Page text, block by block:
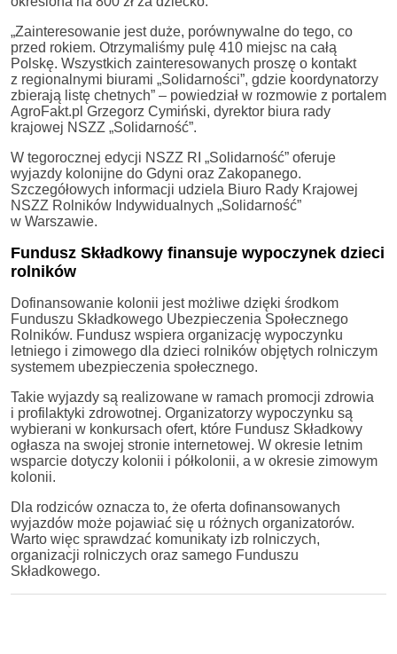
„Zainteresowanie jest duże, porównywalne do tego, co
przed rokiem. Otrzymaliśmy pulę 410 miejsc na całą
Polskę. Wszystkich zainteresowanych proszę o kontakt
z regionalnymi biurami „Solidarności”, gdzie koordynatorzy
zbierają listę chetnych” – powiedział w rozmowie z portalem
AgroFakt.pl Grzegorz Cymiński, dyrektor biura rady
krajowej NSZZ „Solidarność”.
W tegorocznej edycji NSZZ RI „Solidarność” oferuje
wyjazdy kolonijne do Gdyni oraz Zakopanego.
Szczegółowych informacji udziela Biuro Rady Krajowej
NSZZ Rolników Indywidualnych „Solidarność”
w Warszawie.
Fundusz Składkowy finansuje wypoczynek dzieci
rolników
Dofinansowanie kolonii jest możliwe dzięki środkom
Funduszu Składkowego Ubezpieczenia Społecznego
Rolników. Fundusz wspiera organizację wypoczynku
letniego i zimowego dla dzieci rolników objętych rolniczym
systemem ubezpieczenia społecznego.
Takie wyjazdy są realizowane w ramach promocji zdrowia
i profilaktyki zdrowotnej. Organizatorzy wypoczynku są
wybierani w konkursach ofert, które Fundusz Składkowy
ogłasza na swojej stronie internetowej. W okresie letnim
wsparcie dotyczy kolonii i półkolonii, a w okresie zimowym
kolonii.
Dla rodziców oznacza to, że oferta dofinansowanych
wyjazdów może pojawiać się u różnych organizatorów.
Warto więc sprawdzać komunikaty izb rolniczych,
organizacji rolniczych oraz samego Funduszu
Składkowego.